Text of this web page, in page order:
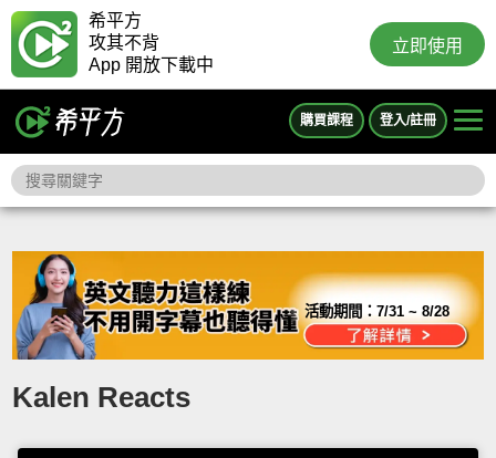
希平方
攻其不背
App 開放下載中
立即使用
購買課程 登入/註冊
活動期間：7/31 ~ 8/28
Kalen Reacts